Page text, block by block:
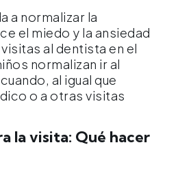
a normalizar la
el miedo y la ansiedad
al dentista en el
normalizan ir al
al igual que
o a otras visitas
la visita: Qué hacer